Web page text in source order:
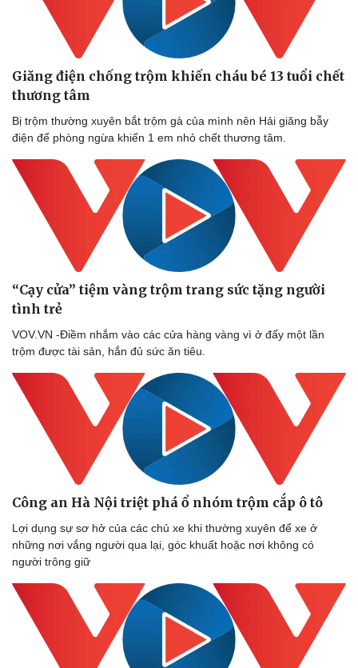
Thế giới thể thao
eSports
Hậu trường
Tư vấn
Giăng điện chống trộm khiến cháu bé 13 tuổi chết
thương tâm
Bị trộm thường xuyên bắt trộm gà của mình nên Hải giăng bẫy
điện để phòng ngừa khiến 1 em nhỏ chết thương tâm.
“Cạy cửa” tiệm vàng trộm trang sức tặng người
tình trẻ
VOV.VN -Điềm nhắm vào các cửa hàng vàng vì ở đấy một lần
trộm được tài sản, hắn đủ sức ăn tiêu.
Công an Hà Nội triệt phá ổ nhóm trộm cắp ô tô
Lợi dụng sự sơ hở của các chủ xe khi thường xuyên để xe ở
những nơi vắng người qua lại, góc khuất hoặc nơi không có
người trông giữ